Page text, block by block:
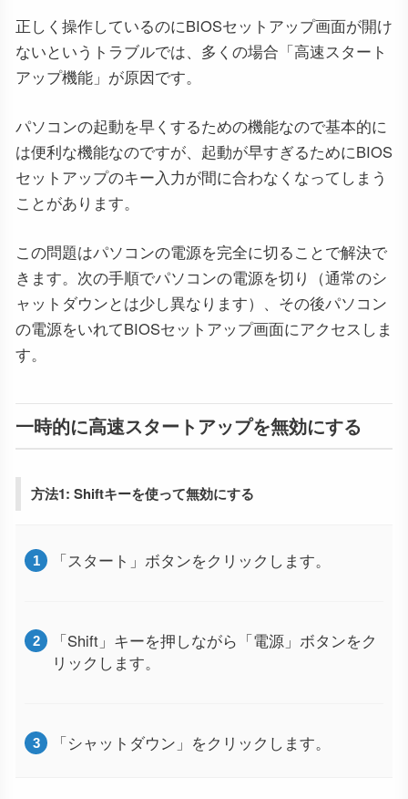
正しく操作しているのにBIOSセットアップ画面が開け
ないというトラブルでは、多くの場合「高速スタート
アップ機能」が原因です。
パソコンの起動を早くするための機能なので基本的に
は便利な機能なのですが、起動が早すぎるためにBIOS
セットアップのキー入力が間に合わなくなってしまう
ことがあります。
この問題はパソコンの電源を完全に切ることで解決で
きます。次の手順でパソコンの電源を切り（通常のシ
ャットダウンとは少し異なります）、その後パソコン
の電源をいれてBIOSセットアップ画面にアクセスしま
す。
一時的に高速スタートアップを無効にする
方法1: Shiftキーを使って無効にする
「スタート」ボタンをクリックします。
「Shift」キーを押しながら「電源」ボタンをク
リックします。
「シャットダウン」をクリックします。